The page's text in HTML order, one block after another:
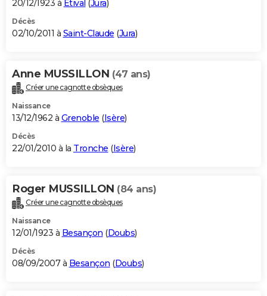
20/12/1923 à Étival (Jura)
Décès
02/10/2011 à Saint-Claude (Jura)
Anne MUSSILLON (47 ans)
Créer une cagnotte obsèques
Naissance
13/12/1962 à Grenoble (Isère)
Décès
22/01/2010 à la Tronche (Isère)
Roger MUSSILLON (84 ans)
Créer une cagnotte obsèques
Naissance
12/01/1923 à Besançon (Doubs)
Décès
08/09/2007 à Besançon (Doubs)